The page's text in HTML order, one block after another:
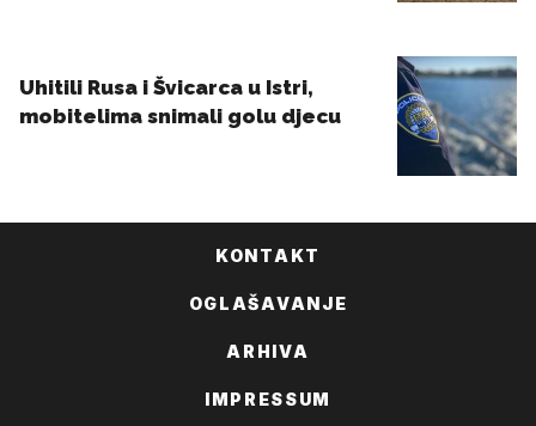
KONTAKT
OGLAŠAVANJE
ARHIVA
IMPRESSUM